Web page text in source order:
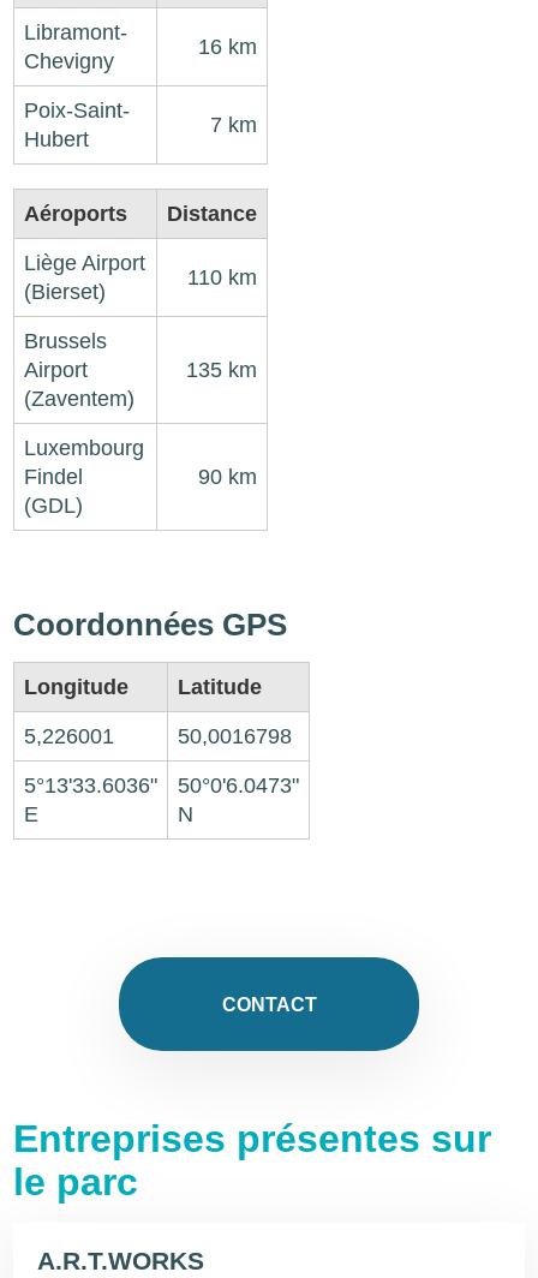
Libramont-
Chevigny
16 km
Poix-Saint-
Hubert
7 km
Aéroports Distance
Liège Airport
(Bierset)
110 km
Brussels
Airport
(Zaventem)
135 km
Luxembourg
Findel
(GDL)
90 km
Coordonnées GPS
Longitude Latitude
5,226001 50,0016798
5°13'33.6036"
E
50°0'6.0473"
N
CONTACT
Entreprises présentes sur
le parc
A.R.T.WORKS